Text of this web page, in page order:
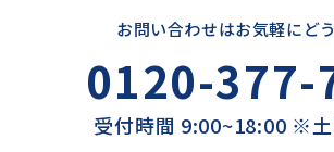
お問い合わせはお気軽にど
0120-377-
受付時間 9:00~18:00 ※